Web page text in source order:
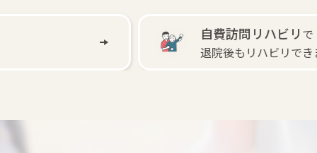
自費訪問リハビリで
退院後もリハビリできます。